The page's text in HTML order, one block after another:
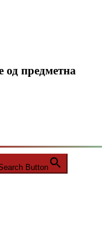
од предметна
Button